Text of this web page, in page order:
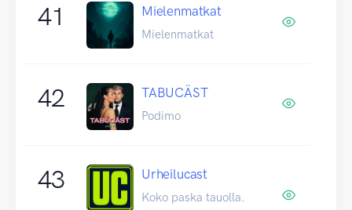
41 Mielenmatkat
Mielenmatkat
42 TABUCÄST
Podimo
43 Urheilucast
Koko paska tauolla.